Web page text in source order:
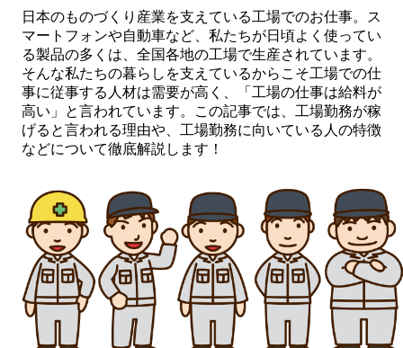
日本のものづくり産業を支えている工場でのお仕事。ス
マートフォンや自動車など、私たちが日頃よく使ってい
る製品の多くは、全国各地の工場で生産されています。
そんな私たちの暮らしを支えているからこそ工場での仕
事に従事する人材は需要が高く、「工場の仕事は給料が
高い」と言われています。この記事では、工場勤務が稼
げると言われる理由や、工場勤務に向いている人の特徴
などについて徹底解説します！